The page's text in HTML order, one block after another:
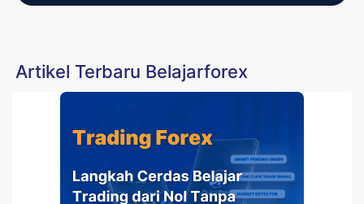
Artikel Terbaru Belajarforex